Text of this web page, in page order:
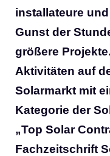
installateure
Gunst der
größere
Aktivitäten auf
Solarmarkt mit
Kategorie der
„Top Solar
Fachzeitschrift